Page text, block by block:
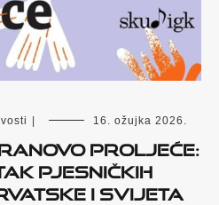
16. ožujka 2026.
proljeće:
pjesničkih
i svijeta